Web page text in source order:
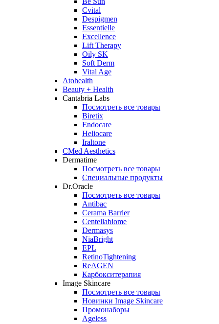
Cvital
Despigmen
Essentielle
Excellence
Lift Therapy
Oily SK
Soft Derm
Vital Age
Atohealth
Beauty + Health
Cantabria Labs
Посмотреть все товары
Biretix
Endocare
Heliocare
Iraltone
CMed Aesthetics
Dermatime
Посмотреть все товары
Специальные продукты
Dr.Oracle
Посмотреть все товары
Antibac
Cerama Barrier
Centellabiome
Dermasys
NiaBright
EPL
RetinoTightening
ReAGEN
Карбокситерапия
Image Skincare
Посмотреть все товары
Новинки Image Skincare
Промонаборы
Ageless